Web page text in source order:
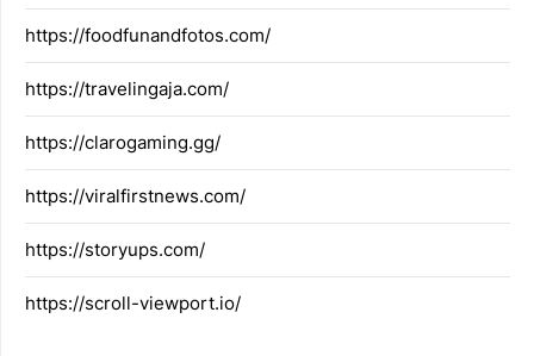
https://foodfunandfotos.com/
https://travelingaja.com/
https://clarogaming.gg/
https://viralfirstnews.com/
https://storyups.com/
https://scroll-viewport.io/